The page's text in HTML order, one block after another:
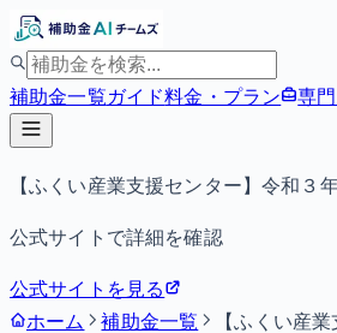
補助金一覧ガイド料金・プラン 専
【ふくい産業支援センター】令和３
公式サイトで詳細を確認
公式サイトを見る
ホーム
補助金一覧
【ふくい産